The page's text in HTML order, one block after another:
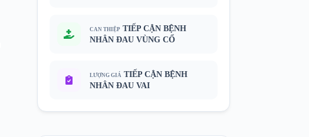
CAN THIỆP TIẾP CẬN BỆNH
NHÂN ĐAU VÙNG CỔ
LƯỢNG GIÁ TIẾP CẬN BỆNH
NHÂN ĐAU VAI